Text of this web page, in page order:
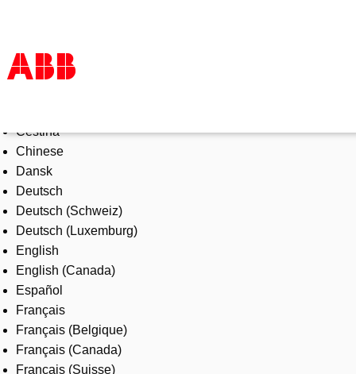
Products & Solutions
Industries
Services
About us
Where to buy
Contact us
Careers
Čeština
Chinese
Dansk
Deutsch
Deutsch (Schweiz)
Deutsch (Luxemburg)
English
English (Canada)
Español
Français
Français (Belgique)
Français (Canada)
Français (Suisse)